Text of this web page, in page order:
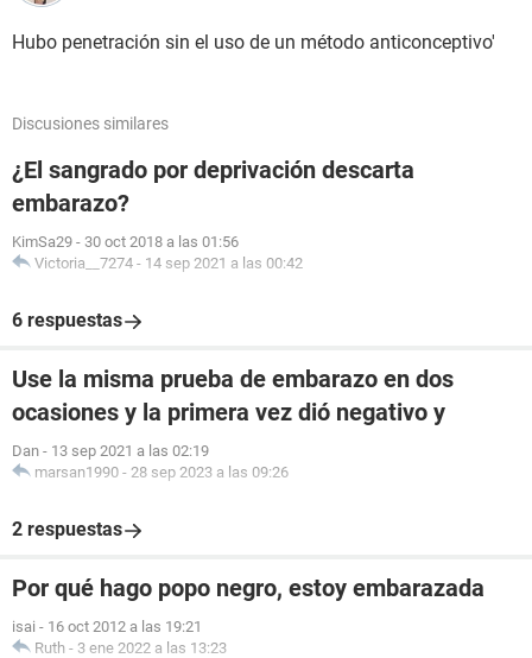
Hubo penetración sin el uso de un método anticonceptivo'
Discusiones similares
¿El sangrado por deprivación descarta
embarazo?
KimSa29 - 30 oct 2018 a las 01:56
Victoria__7274 - 14 sep 2021 a las 00:42
6 respuestas
Use la misma prueba de embarazo en dos
ocasiones y la primera vez dió negativo y
Dan - 13 sep 2021 a las 02:19
marsan1990 - 28 sep 2023 a las 09:26
2 respuestas
Por qué hago popo negro, estoy embarazada
isai - 16 oct 2012 a las 19:21
Ruth - 3 ene 2022 a las 13:23